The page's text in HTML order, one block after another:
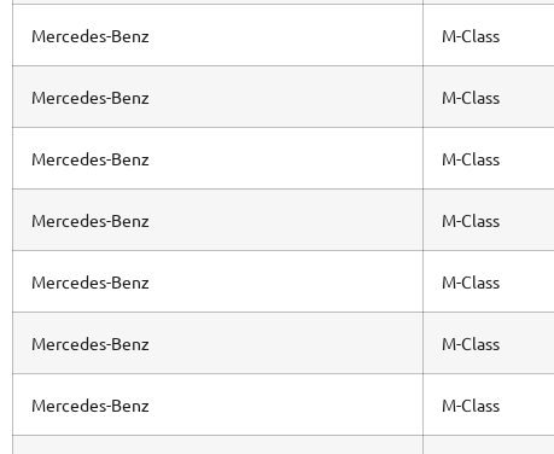
Mercedes-Benz M-Class
Mercedes-Benz M-Class
Mercedes-Benz M-Class
Mercedes-Benz M-Class
Mercedes-Benz M-Class
Mercedes-Benz M-Class
Mercedes-Benz M-Class